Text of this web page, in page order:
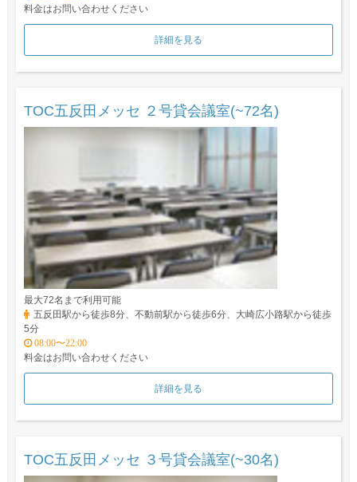
料金はお問い合わせください
詳細を見る
TOC五反田メッセ ２号貸会議室(~72名)
最大72名まで利用可能
五反田駅から徒歩8分、不動前駅から徒歩6分、大崎広小路駅から徒歩
5分
08:00〜22:00
料金はお問い合わせください
詳細を見る
TOC五反田メッセ ３号貸会議室(~30名)